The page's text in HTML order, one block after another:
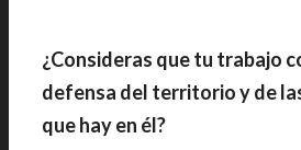
¿Consideras que tu trabajo
defensa del territorio y de
que hay en él?